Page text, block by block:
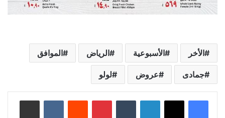
الأخر الأسبوعية الرياض الموافق
جمادى عروض لولو
لينكدإن بينتيريست